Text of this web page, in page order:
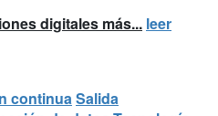
digitales más... leer
continua Salida